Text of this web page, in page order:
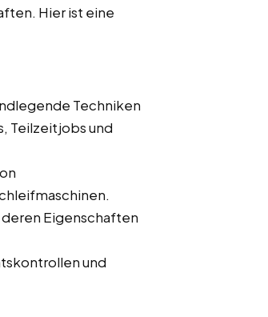
Hier ist eine
Techniken
Teilzeitjobs und
Eigenschaften
und